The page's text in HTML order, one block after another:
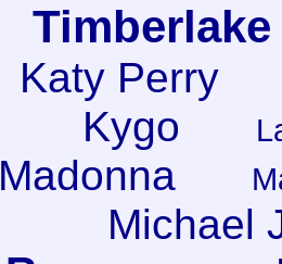
Timberlake
Katy Perry
Kygo
Madonna
Michael